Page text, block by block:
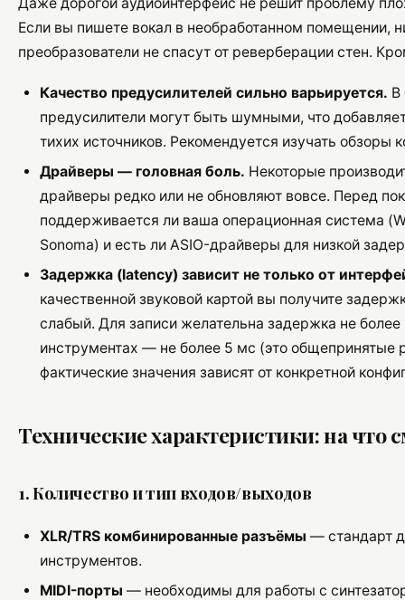
Если вы пишете вокал в необработанном помещении,
преобразователи не спасут от реверберации стен.
Качество предусилителей сильно варьируется. В
предусилители могут быть шумными, что
тихих источников. Рекомендуется изучать обзоры
Драйверы — головная боль. Некоторые
драйверы редко или не обновляют вовсе. Перед
поддерживается ли ваша операционная система
Sonoma) и есть ли ASIO-драйверы для низкой
Задержка (latency) зависит не только от
качественной звуковой картой вы получите
слабый. Для записи желательна задержка не
инструментах — не более 5 мс (это общепринятые
фактические значения зависят от конкретной
Технические характеристики: на что
1. Количество и тип входов/выходов
XLR/TRS комбинированные разъёмы — стандарт
инструментов.
MIDI-порты — необходимы для работы с